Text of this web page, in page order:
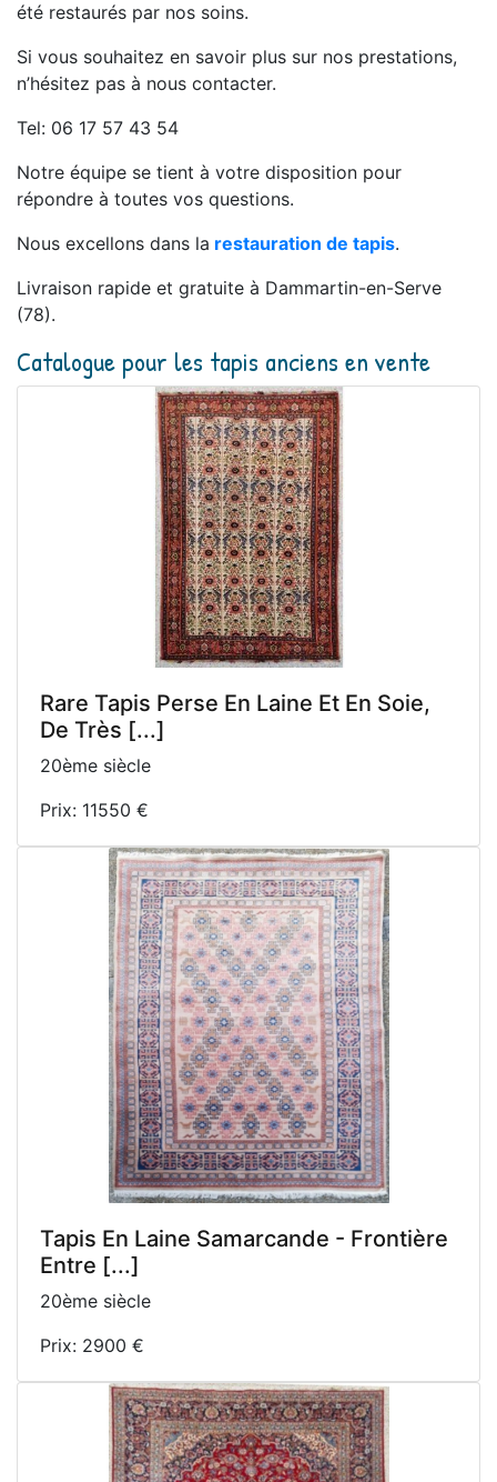
été restaurés par nos soins.
Si vous souhaitez en savoir plus sur nos prestations,
n’hésitez pas à nous contacter.
Tel: 06 17 57 43 54
Notre équipe se tient à votre disposition pour
répondre à toutes vos questions.
Nous excellons dans la restauration de tapis.
Livraison rapide et gratuite à Dammartin-en-Serve
(78).
Catalogue pour les tapis anciens en vente
Rare Tapis Perse En Laine Et En Soie,
De Très [...]
20ème siècle
Prix: 11550 €
Tapis En Laine Samarcande - Frontière
Entre [...]
20ème siècle
Prix: 2900 €